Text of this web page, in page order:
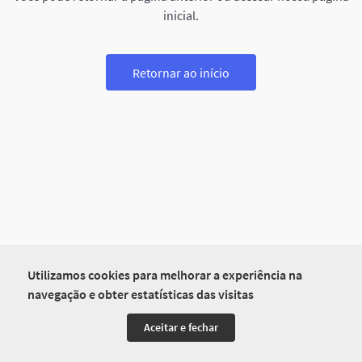
Utilizamos cookies para melhorar a experiência na
navegação e obter estatísticas das visitas
Aceitar e fechar
inicial.
Retornar ao início